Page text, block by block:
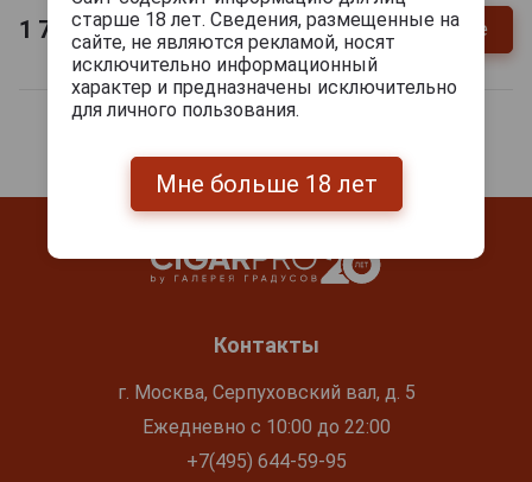
1 730руб. Уточнить цену и наличие
Контакты
г. Москва, Серпуховский вал, д. 5
Ежедневно с 10:00 до 22:00
+7(495) 644-59-95
старше 18 лет. Сведения, размещенные на
сайте, не являются рекламой, носят
исключительно информационный
характер и предназначены исключительно
для личного пользования.
Мне больше 18 лет